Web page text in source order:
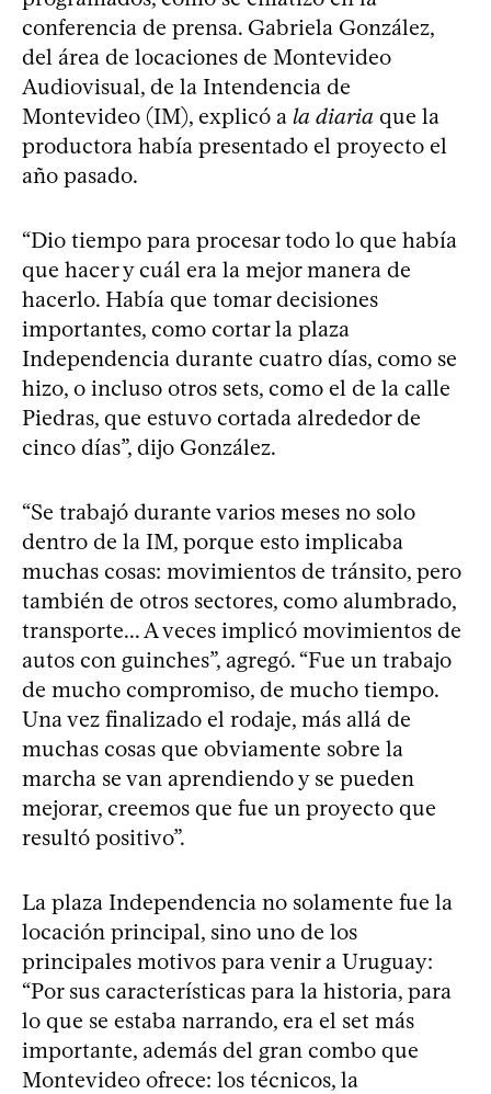
conferencia de prensa. Gabriela González,
del área de locaciones de Montevideo
Audiovisual, de la Intendencia de
Montevideo (IM), explicó a la diaria que la
productora había presentado el proyecto el
año pasado.
“Dio tiempo para procesar todo lo que había
que hacer y cuál era la mejor manera de
hacerlo. Había que tomar decisiones
importantes, como cortar la plaza
Independencia durante cuatro días, como se
hizo, o incluso otros sets, como el de la calle
Piedras, que estuvo cortada alrededor de
cinco días”, dijo González.
“Se trabajó durante varios meses no solo
dentro de la IM, porque esto implicaba
muchas cosas: movimientos de tránsito, pero
también de otros sectores, como alumbrado,
transporte... A veces implicó movimientos de
autos con guinches”, agregó. “Fue un trabajo
de mucho compromiso, de mucho tiempo.
Una vez finalizado el rodaje, más allá de
muchas cosas que obviamente sobre la
marcha se van aprendiendo y se pueden
mejorar, creemos que fue un proyecto que
resultó positivo”.
La plaza Independencia no solamente fue la
locación principal, sino uno de los
principales motivos para venir a Uruguay:
“Por sus características para la historia, para
lo que se estaba narrando, era el set más
importante, además del gran combo que
Montevideo ofrece: los técnicos, la